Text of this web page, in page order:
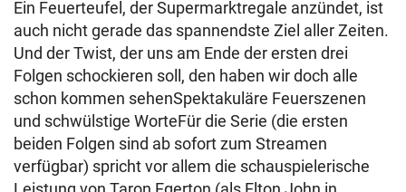
Ein Feuerteufel, der Supermarktregale anzündet, ist
auch nicht gerade das spannendste Ziel aller Zeiten.
Und der Twist, der uns am Ende der ersten drei
Folgen schockieren soll, den haben wir doch alle
schon kommen sehenSpektakuläre Feuerszenen
und schwülstige WorteFür die Serie (die ersten
beiden Folgen sind ab sofort zum Streamen
verfügbar) spricht vor allem die schauspielerische